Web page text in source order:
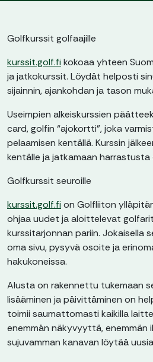
Golfkurssit golfaajille
kurssit.golf.fi kokoaa yhteen
ja jatkokurssit. Löydät helposti
sijainnin, ajankohdan ja tason
Useimpien alkeiskurssien
card, golfin “ajokortti”, joka
pelaamisen kentällä. Kurssin
kentälle ja jatkamaan harrastusta
Golfkurssit seuroille
kurssit.golf.fi on Golfliiton
ohjaa uudet ja aloittelevat
kurssitarjonnan pariin. Jokaisella
oma sivu, pysyvä osoite ja
hakukoneissa.
Alusta on rakennettu tukemaan
lisääminen ja päivittäminen on
toimii saumattomasti kaikilla
enemmän näkyvyyttä, enemmän
sujuvamman kanavan löytää